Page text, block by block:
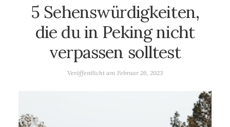
5 Sehenswürdigkeiten,
die du in Peking nicht
verpassen solltest
Veröffentlicht am Februar 26, 2023